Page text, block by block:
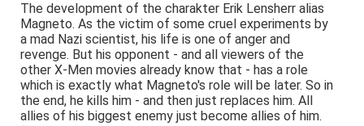
The development of the charakter Erik Lensherr alias
Magneto. As the victim of some cruel experiments by
a mad Nazi scientist, his life is one of anger and
revenge. But his opponent - and all viewers of the
other X-Men movies already know that - has a role
which is exactly what Magneto's role will be later. So in
the end, he kills him - and then just replaces him. All
allies of his biggest enemy just become allies of him.